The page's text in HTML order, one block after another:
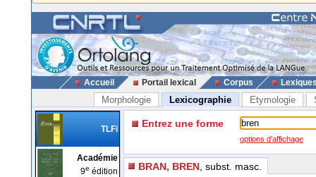
Accueil Portail lexical Corpus
Morphologie Lexicographie Etymologie
TLFi
Académie
9e édition
Entrez une forme
options d'affichage
BRAN, BREN , subst. masc.